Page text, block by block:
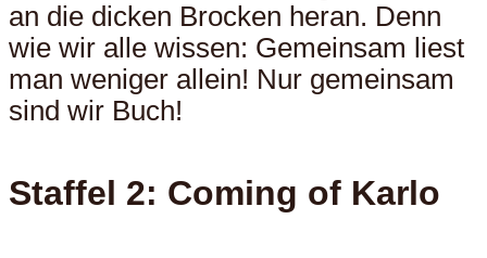
an die dicken Brocken heran. Denn
wie wir alle wissen: Gemeinsam liest
man weniger allein! Nur gemeinsam
sind wir Buch!
Staffel 2: Coming of Karlo